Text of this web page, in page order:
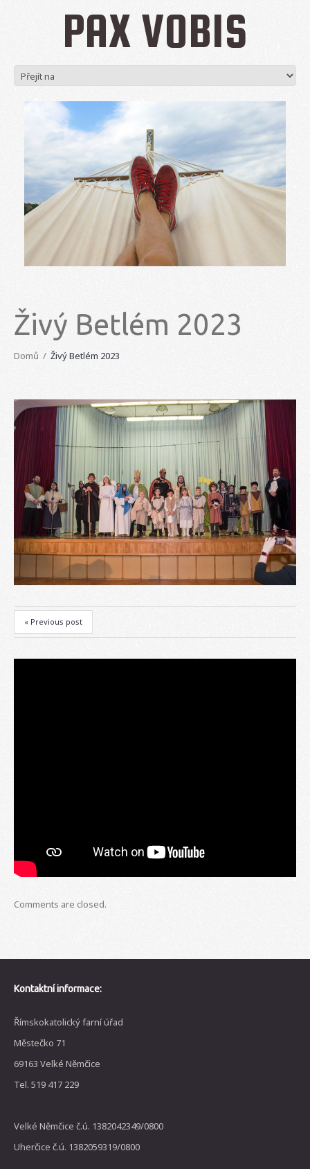
PAX VOBIS
Živý Betlém 2023
Domů Živý Betlém 2023
« Previous post
Comments are closed.
Kontaktní informace:
Římskokatolický farní úřad
Městečko 71
69163 Velké Němčice
Tel. 519 417 229
Velké Němčice č.ú. 1382042349/0800
Uherčice č.ú. 1382059319/0800